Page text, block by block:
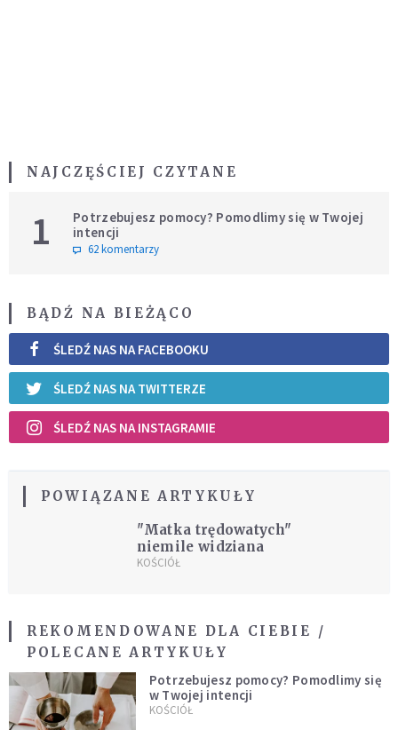
NAJCZĘŚCIEJ CZYTANE
1
Potrzebujesz pomocy? Pomodlimy się w Twojej
intencji
62 komentarzy
BĄDŹ NA BIEŻĄCO
ŚLEDŹ NAS NA FACEBOOKU
ŚLEDŹ NAS NA TWITTERZE
ŚLEDŹ NAS NA INSTAGRAMIE
POWIĄZANE ARTYKUŁY
"Matka trędowatych"
niemile widziana
KOŚCIÓŁ
REKOMENDOWANE DLA CIEBIE /
POLECANE ARTYKUŁY
Potrzebujesz pomocy? Pomodlimy się
w Twojej intencji
KOŚCIÓŁ